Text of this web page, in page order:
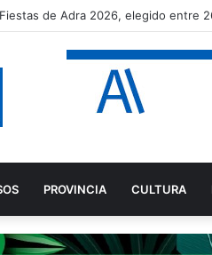
Rodríguez tras proclamarse
PROVINCIA CULTURA